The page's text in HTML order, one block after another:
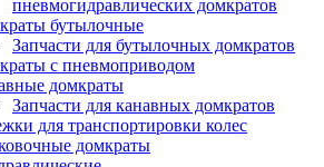
пневмогидравлических домкратов
бутылочные
Запчасти для бутылочных домкратов
с пневмоприводом
домкраты
Запчасти для канавных домкратов
для транспортировки колес
домкраты